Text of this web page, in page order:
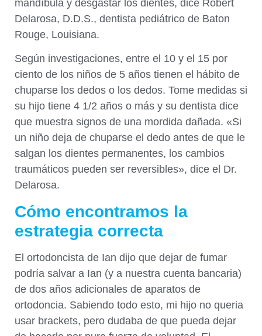
mandíbula y desgastar los dientes, dice Robert
Delarosa, D.D.S., dentista pediátrico de Baton
Rouge, Louisiana.
Según investigaciones, entre el 10 y el 15 por
ciento de los niños de 5 años tienen el hábito de
chuparse los dedos o los dedos. Tome medidas si
su hijo tiene 4 1/2 años o más y su dentista dice
que muestra signos de una mordida dañada. «Si
un niño deja de chuparse el dedo antes de que le
salgan los dientes permanentes, los cambios
traumáticos pueden ser reversibles», dice el Dr.
Delarosa.
Cómo encontramos la
estrategia correcta
El ortodoncista de Ian dijo que dejar de fumar
podría salvar a Ian (y a nuestra cuenta bancaria)
de dos años adicionales de aparatos de
ortodoncia. Sabiendo todo esto, mi hijo no queria
usar brackets, pero dudaba de que pueda dejar